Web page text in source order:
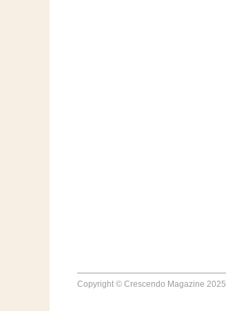
Copyright © Crescendo Magazine 2025